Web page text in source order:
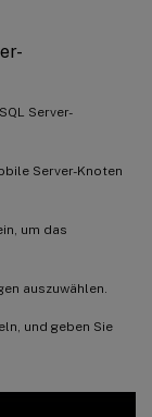
Server-
Server-Knoten
um das
auszuwählen.
und geben Sie